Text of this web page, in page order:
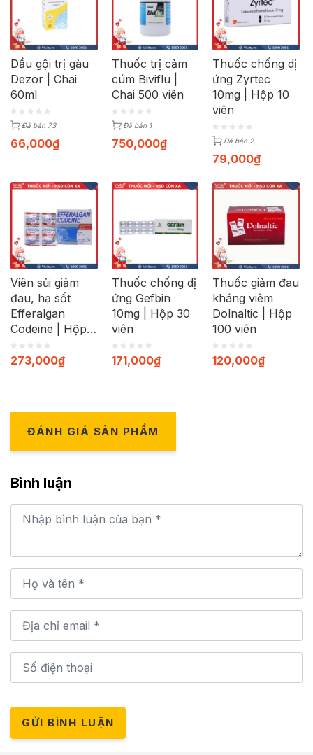
Dầu gội trị gàu
Dezor | Chai
60ml
Đã bán 73
66,000₫
Thuốc trị cảm
cúm Biviflu |
Chai 500 viên
Đã bán 1
750,000₫
Thuốc chống dị
ứng Zyrtec
10mg | Hộp 10
viên
Đã bán 2
79,000₫
Viên sủi giảm
đau, hạ sốt
Efferalgan
Codeine | Hộp
40 viên
273,000₫
Thuốc chống dị
ứng Gefbin
10mg | Hộp 30
viên
171,000₫
Thuốc giảm đau
kháng viêm
Dolnaltic | Hộp
100 viên
120,000₫
ĐÁNH GIÁ SẢN PHẨM
Bình luận
GỬI BÌNH LUẬN